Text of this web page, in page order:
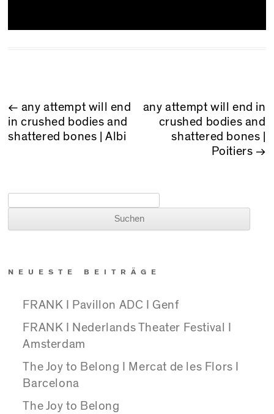
BEITRAGSNAVIGATION
← any attempt will end
in crushed bodies and
shattered bones | Albi
any attempt will end in
crushed bodies and
shattered bones |
Poitiers →
NEUESTE BEITRÄGE
FRANK I Pavillon ADC I Genf
FRANK I Nederlands Theater Festival I
Amsterdam
The Joy to Belong I Mercat de les Flors I
Barcelona
The Joy to Belong